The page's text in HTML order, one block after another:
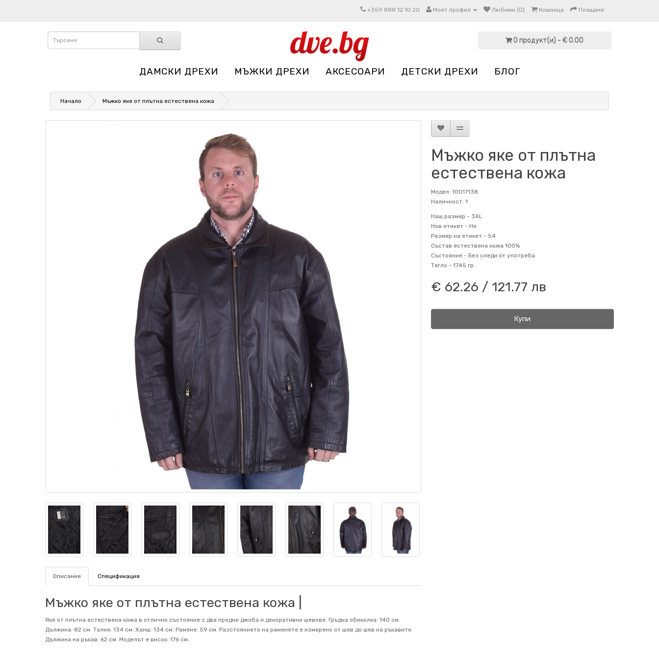
+359 888 12 10 20 Моят профил Любими (0) Кошница Плащане
0 продукт(и) - € 0.00
ДАМСКИ ДРЕХИ МЪЖКИ ДРЕХИ АКСЕСОАРИ ДЕТСКИ ДРЕХИ БЛОГ
Начало Мъжко яке от плътна естествена кожа
Описание Спецификация
Мъжко яке от плътна естествена кожа |
Яке от плътна естествена кожа в отлично състояние с два предни джоба и декоративни шевове. Гръдна обиколка: 140 см.
Дължина: 82 см. Талия: 134 см. Ханш: 134 см. Рамене: 59 см. Разстоянието на раменете е измерено от шев до шев на ръкавите.
Дължина на ръкав: 62 см. Mоделът е висок: 176 см.
Мъжко яке от плътна
естествена кожа
Модел: 10017138
Наличност: 1
Наш размер - 3XL
Нов етикет - Не
Размер на етикет - 54
Състав естествена кожа 100%
Състояние - Без следи от употреба.
Тегло - 1745 гр.
€ 62.26 / 121.77 лв
Купи